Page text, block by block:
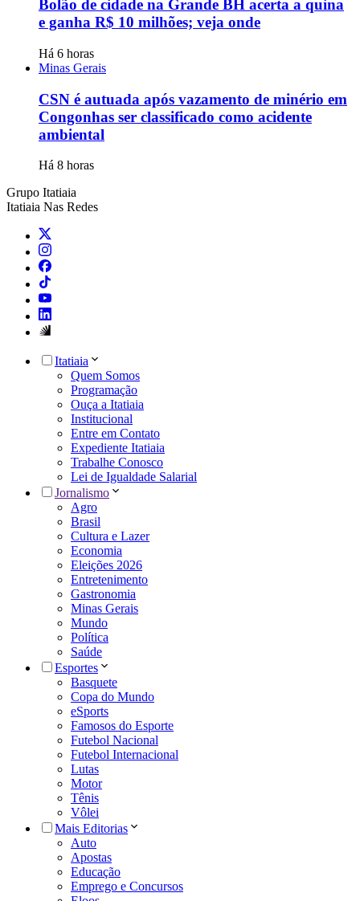
Bolão de cidade na Grande BH acerta a quina
e ganha R$ 10 milhões; veja onde
Há 6 horas
Minas Gerais
CSN é autuada após vazamento de minério em
Congonhas ser classificado como acidente
ambiental
Há 8 horas
Grupo Itatiaia
Itatiaia Nas Redes
Itatiaia
Quem Somos
Programação
Ouça a Itatiaia
Institucional
Entre em Contato
Expediente Itatiaia
Trabalhe Conosco
Lei de Igualdade Salarial
Jornalismo
Agro
Brasil
Cultura e Lazer
Economia
Eleições 2026
Entretenimento
Gastronomia
Minas Gerais
Mundo
Política
Saúde
Esportes
Basquete
Copa do Mundo
eSports
Famosos do Esporte
Futebol Nacional
Futebol Internacional
Lutas
Motor
Tênis
Vôlei
Mais Editorias
Auto
Apostas
Educação
Emprego e Concursos